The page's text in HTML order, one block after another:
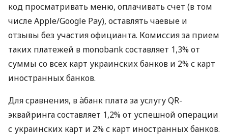
код просматривать меню, оплачивать счет (в том
числе Apple/Google Pay), оставлять чаевые и
отзывы без участия официанта. Комиссия за прием
таких платежей в monobank составляет 1,3% от
суммы со всех карт украинских банков и 2% с карт
иностранных банков.
Для сравнения, в àбанк плата за услугу QR-
эквайринга составляет 1,2% от успешной операции
с украинских карт и 2% с карт иностранных банков.